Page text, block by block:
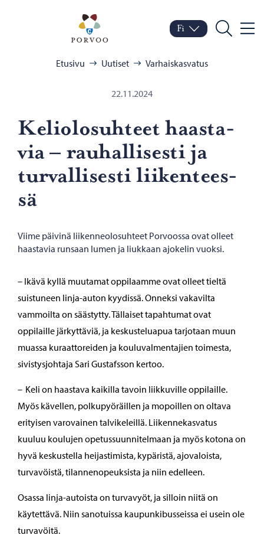
Porvoo – Siirry
Vaihda kieltä
Nykyinen kieli: Suomi
Fi
Hae
Etusivu Uutiset Varhaiskasvatus
22.11.2024
Ke­lio­lo­suh­teet haas­ta­
via – rau­hal­li­ses­ti ja
tur­val­li­ses­ti lii­ken­tees­
sä
Viime päivinä liikenneolosuhteet Porvoossa ovat olleet
haastavia runsaan lumen ja liukkaan ajokelin vuoksi.
– Ikävä kyllä muutamat oppilaamme ovat olleet tieltä
suistuneen linja-auton kyydissä. Onneksi vakavilta
vammoilta on säästytty. Tällaiset tapahtumat ovat
oppilaille järkyttäviä, ja keskusteluapua tarjotaan muun
muassa kuraattoreiden ja kouluvalmentajien toimesta,
sivistysjohtaja Sari Gustafsson kertoo.
– Keli on haastava kaikilla tavoin liikkuville oppilaille.
Myös kävellen, polkupyöräillen ja mopoillen on oltava
erityisen varovainen talvikeleillä. Liikennekasvatus
kuuluu koulujen opetussuunnitelmaan ja myös kotona on
hyvä keskustella heijastimista, kypäristä, ajovaloista,
turvavöistä, tilannenopeuksista ja niin edelleen.
Osassa linja-autoista on turvavyöt, ja silloin niitä on
käytettävä. Niin sanotuissa kaupunkibusseissa ei usein ole
turvavöitä.